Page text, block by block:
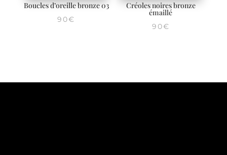
Boucles d’oreille bronze 03
90€
Créoles noires bronze
émaillé
90€